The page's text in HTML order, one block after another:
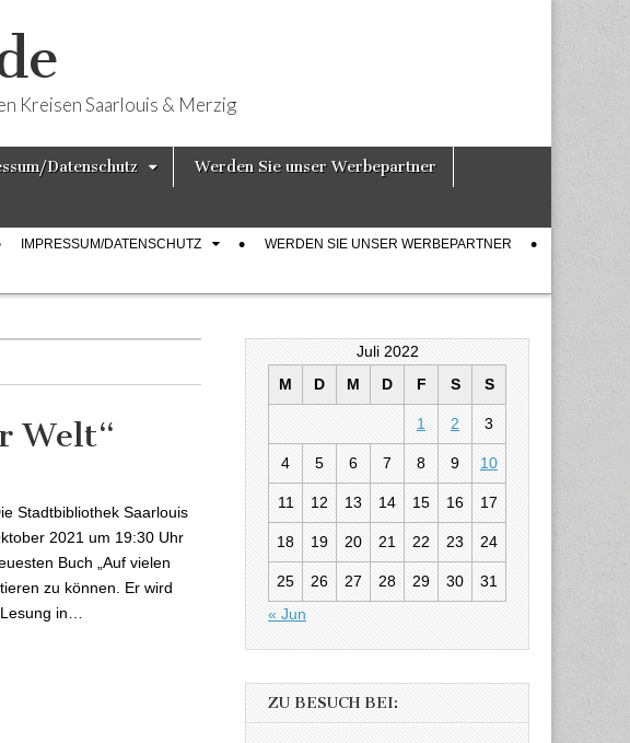
Kreisen Saarlouis & Merzig
Datenschutz Werden Sie unser Werbepartner
IMPRESSUM/DATENSCHUTZ WERDEN SIE UNSER WERBEPARTNER
Welt“
Stadtbibliothek Saarlouis
2021 um 19:30 Uhr
Buch „Auf vielen
zu können. Er wird
in…
Juli 2022
M
D M D F S S
1 2 3
4 5 6 7 8 9 10
11 12 13 14 15 16 17
18 19 20 21 22 23 24
25 26 27 28 29 30
31
« Jun
ZU BESUCH BEI: